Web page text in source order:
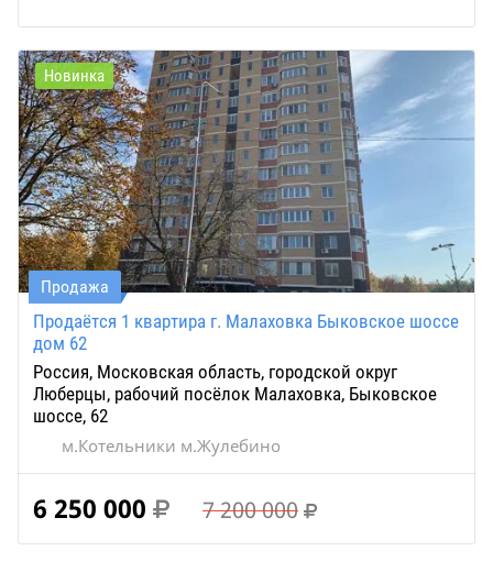
Продажа
Продаётся 1 квартира г. Малаховка Быковское шоссе
дом 62
Россия, Московская область, городской округ
Люберцы, рабочий посёлок Малаховка, Быковское
шоссе, 62
м.Котельники м.Жулебино
Новинка
6 250 000 7 200 000